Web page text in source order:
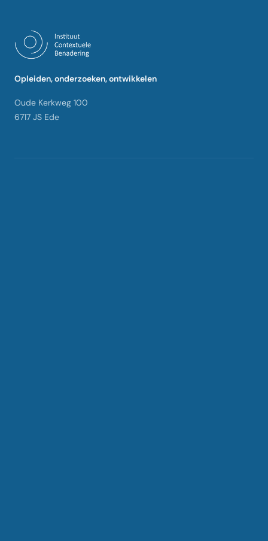
Opleiden, onderzoeken, ontwikkelen
Oude Kerkweg 100
6717 JS Ede